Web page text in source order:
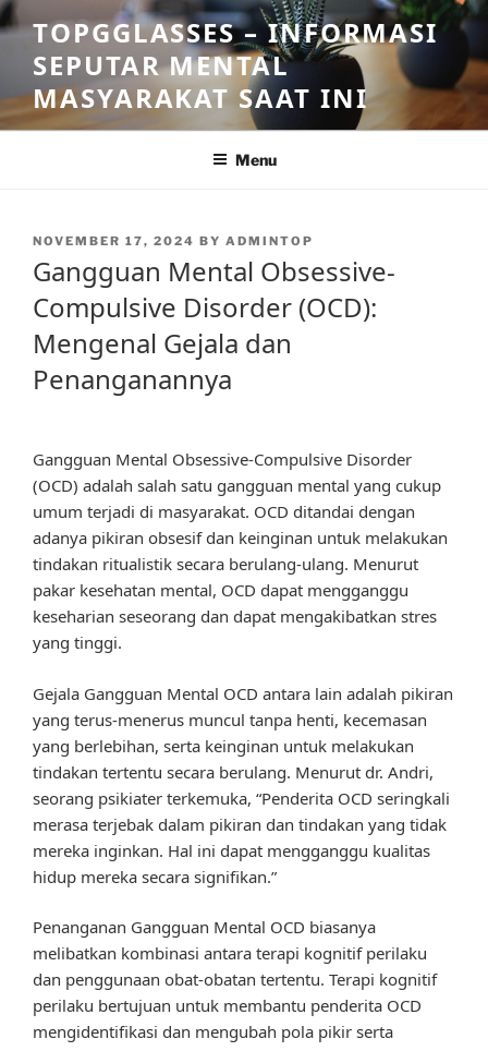
Skip
to
content
TOPGGLASSES – INFORMASI
SEPUTAR MENTAL
MASYARAKAT SAAT INI
Menu
POSTED
NOVEMBER 17, 2024 BY ADMINTOP
Gangguan Mental Obsessive-
Compulsive Disorder (OCD):
Mengenal Gejala dan
Penanganannya
Gangguan Mental Obsessive-Compulsive Disorder
(OCD) adalah salah satu gangguan mental yang cukup
umum terjadi di masyarakat. OCD ditandai dengan
adanya pikiran obsesif dan keinginan untuk melakukan
tindakan ritualistik secara berulang-ulang. Menurut
pakar kesehatan mental, OCD dapat mengganggu
keseharian seseorang dan dapat mengakibatkan stres
yang tinggi.
Gejala Gangguan Mental OCD antara lain adalah pikiran
yang terus-menerus muncul tanpa henti, kecemasan
yang berlebihan, serta keinginan untuk melakukan
tindakan tertentu secara berulang. Menurut dr. Andri,
seorang psikiater terkemuka, “Penderita OCD seringkali
merasa terjebak dalam pikiran dan tindakan yang tidak
mereka inginkan. Hal ini dapat mengganggu kualitas
hidup mereka secara signifikan.”
Penanganan Gangguan Mental OCD biasanya
melibatkan kombinasi antara terapi kognitif perilaku
dan penggunaan obat-obatan tertentu. Terapi kognitif
perilaku bertujuan untuk membantu penderita OCD
mengidentifikasi dan mengubah pola pikir serta